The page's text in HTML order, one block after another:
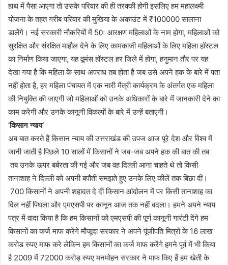
हाथ में पैसा आएगा तो उसके परिवार की ही तरक्की होगी इसलिए हम महालक्ष्मी
योजना के तहत गरीब परिवार की मुखिया के अकाउंट में ₹100000 सालाना
डालेंगे। नई सरकारी नौकरियों में 50ः आरक्षण महिलाओं के नाम होगा, महिलाओं को
सुरक्षित और संरक्षित माहौल देने के लिए कामकाजी महिलाओं के लिए महिला हॉस्टल
का निर्माण किया जाएगा, यह वूमंस हॉस्टल हर जिले में होगा, हनुमान तौर पर यह
देखा गया है कि महिला के साथ अपराध तब होता है जब उसे अपने हक के बारे में पता
नहीं होता है, हर महिला पंचायत में एक नारी मैत्री कार्यक्रम के अंतर्गत एक महिला
की नियुक्ति की जाएगी जो महिलाओं को उनके अधिकारों के बारे में जानकारी देने का
काम करेगी और उनके कानूनी विकल्पों के बारे में उन्हें बताएगी।
’किसान न्याय’
अब बात करते हैं किसान न्याय की उत्तराखंड की उपज आज पूरे देश और विश्व में
जानी जाती है पिछले 10 सालों में किसानों ने जब-जब अपने हक की बात की तब
तब उनके ऊपर बर्बरता की गई और जब वह दिल्ली आना चाहते थे तो किसी
तानाशाह ने दिल्ली को अपनी बपौती समझते हुए उनके लिए कीलें तक बिछा दीं।
700 किसानों ने अपनी शहादत दे दी किसान आंदोलन में पर किसी तानाशाह का
दिल नहीं पिघला और एमएसपी पर कानून आज तक नहीं बदला। हमने अपने न्याय
पत्र में वादा किया है कि हम किसानों को एमएसपी की पूर्ण कानूनी गारंटी देंगे हम
किसानों का कर्ज माफ करेंगे मौजूदा सरकार ने अपने पूंजीपति मित्रों के 16 लाख
करोड रुपए माफ करे लेकिन हम किसानों का कर्ज माफ करेंगे हमने पूर्व में भी किया
है 2009 में 72000 करोड़ रुपए मनमोहन सरकार ने माफ किए हैं हम खेती के